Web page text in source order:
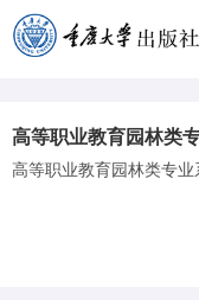
高等职业教育园林类
高等职业教育园林类专业